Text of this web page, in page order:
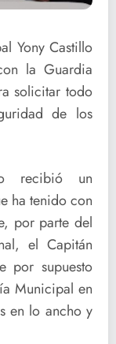
Yony Castillo
la Guardia
solicitar todo
de los
recibió un
ha tenido con
por parte del
el Capitán
por supuesto
Municipal en
en lo ancho y